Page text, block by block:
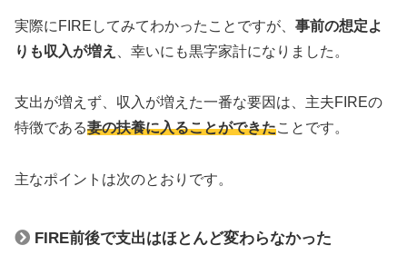
実際にFIREしてみてわかったことですが、 事前の想定よ
りも収入が増え
、幸いにも黒字家計になりました。
支出が増えず、収入が増えた一番な要因は、主夫FIREの
特徴である妻の扶養に入ることができたことです。
主なポイントは次のとおりです。
FIRE前後で支出はほとんど変わらなかった